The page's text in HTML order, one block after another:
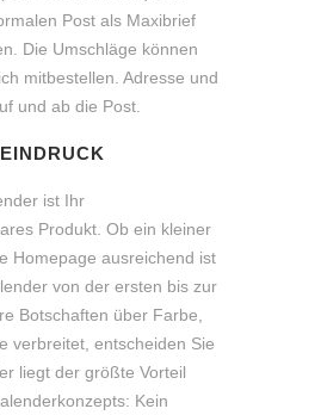
Post als Maxibrief
Die Umschläge können
mitbestellen. Adresse und
und ab die Post.
ist Ihr
Produkt. Ob ein kleiner
Homepage ausreichend ist
von der ersten bis zur
Botschaften über Farbe,
verbreitet, entscheiden Sie
liegt der größte Vorteil
Kein